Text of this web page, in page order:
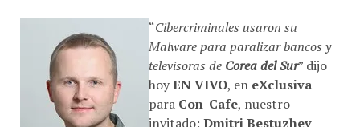
“Cibercriminales usaron su
Malware para paralizar bancos y
televisoras de Corea del Sur” dijo
hoyEN VIVO , en eXclusiva
para Con-Cafe , nuestro
invitado: Dmitri Bestuzhev